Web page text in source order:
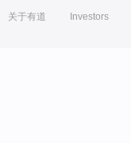
关于有道 Investors